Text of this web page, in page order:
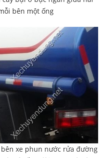
bên một ống
xe phun nước rửa đường